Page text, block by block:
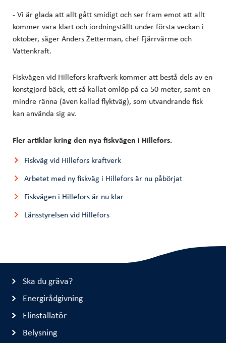
- Vi är glada att allt gått smidigt och ser fram emot att allt
kommer vara klart och iordningställt under första veckan i
oktober, säger Anders Zetterman, chef Fjärrvärme och
Vattenkraft.
Fiskvägen vid Hillefors kraftverk kommer att bestå dels av en
konstgjord bäck, ett så kallat omlöp på ca 50 meter, samt en
mindre ränna (även kallad flyktväg), som utvandrande fisk
kan använda sig av.
Fler artiklar kring den nya fiskvägen i Hillefors.
Fiskväg vid Hillefors kraftverk
Arbetet med ny fiskväg i Hillefors är nu påbörjat
Fiskvägen i Hillefors är nu klar
Länsstyrelsen vid Hillefors
Ska du gräva?
Energirådgivning
Elinstallatör
Belysning